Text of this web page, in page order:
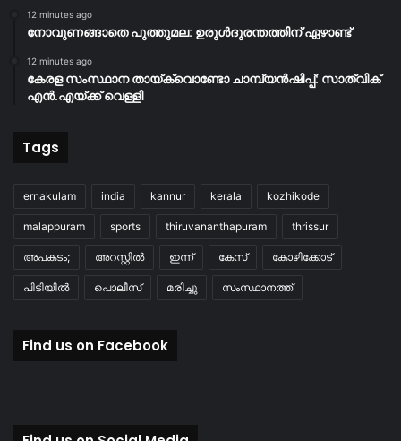
12 minutes ago
നോവുണങ്ങാതെ പുത്തുമല: ഉരുൾദുരന്തത്തിന് ഏഴാണ്ട്
12 minutes ago
കേരള സംസ്ഥാന തായ്‌ക്വൊണ്ടോ ചാമ്പ്യൻഷിപ്പ്: സാത്വിക്
എൻ.എയ്ക്ക് വെള്ളി
Tags
ernakulam india kannur kerala kozhikode
malappuram sports thiruvananthapuram thrissur
അപകടം; അറസ്റ്റിൽ ഇന്ന് കേസ് കോഴിക്കോട്
പിടിയിൽ പൊലീസ് മരിച്ചു സംസ്ഥാനത്ത്
Find us on Facebook